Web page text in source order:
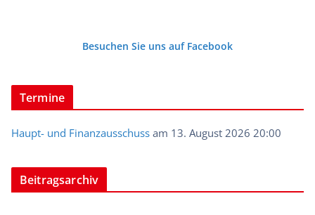
Besuchen Sie uns auf Facebook
Termine
Haupt- und Finanzausschuss am 13. August 2026 20:00
Beitragsarchiv